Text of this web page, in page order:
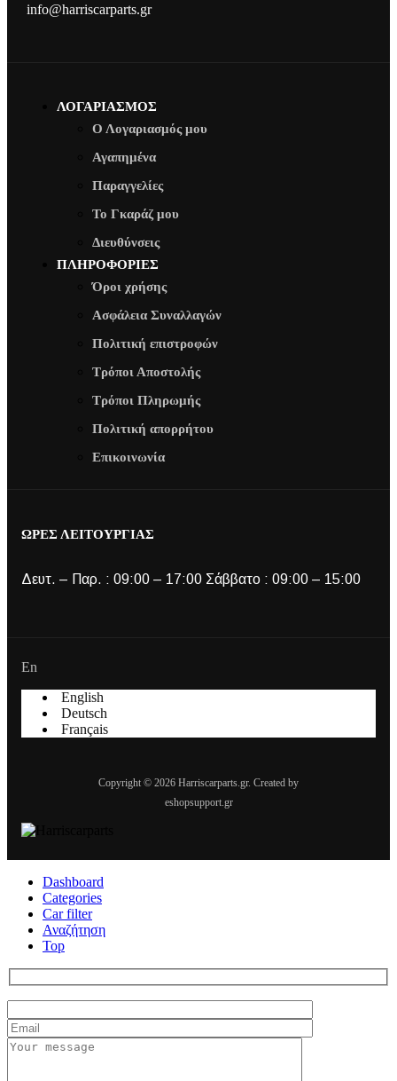
info@harriscarparts.gr
ΛΟΓΑΡΙΑΣΜΟΣ
Ο Λογαριασμός μου
Αγαπημένα
Παραγγελίες
Το Γκαράζ μου
Διευθύνσεις
ΠΛΗΡΟΦΟΡΙΕΣ
Όροι χρήσης
Ασφάλεια Συναλλαγών
Πολιτική επιστροφών
Τρόποι Αποστολής
Τρόποι Πληρωμής
Πολιτική απορρήτου
Επικοινωνία
ΩΡΕΣ ΛΕΙΤΟΥΡΓΙΑΣ
Δευτ. – Παρ. : 09:00 – 17:00 Σάββατο : 09:00 – 15:00
En
English
Deutsch
Français
Copyright © 2026 Harriscarparts.gr. Created by
eshopsupport.gr
Dashboard
Categories
Car filter
Αναζήτηση
Top